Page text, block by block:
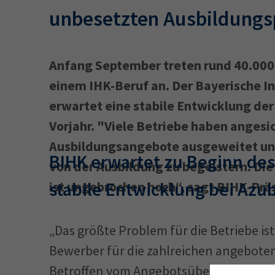
unbesetzten
Anfang September treten rund
einem IHK-Beruf an. Der Bayerische
erwartet eine stabile Entwicklung
Vorjahr. "Viele Betriebe haben
Ausbildungsangebote ausgeweitet
von der Ausbildung zu begeistern.
ist ungebrochen hoch“, sagt BIHK-
BIHK erwartet zu Beginn
stabile Entwicklung bei
„Das größte Problem für die Betriebe
Bewerber für die zahlreichen
Betroffen vom Angebotsüberschuss an